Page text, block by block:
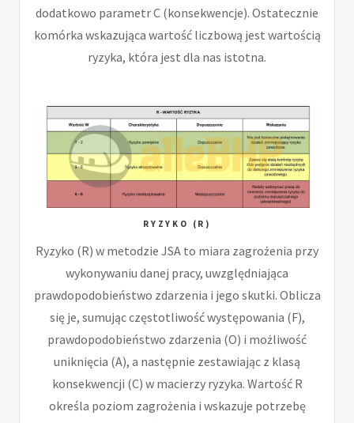
dodatkowo parametr C (konsekwencje). Ostatecznie
komórka wskazująca wartość liczbową jest wartością
ryzyka, która jest dla nas istotna.
RYZYKO (R)
Ryzyko (R) w metodzie JSA to miara zagrożenia przy
wykonywaniu danej pracy, uwzględniająca
prawdopodobieństwo zdarzenia i jego skutki. Oblicza
się je, sumując częstotliwość występowania (F),
prawdopodobieństwo zdarzenia (O) i możliwość
uniknięcia (A), a następnie zestawiając z klasą
konsekwencji (C) w macierzy ryzyka. Wartość R
określa poziom zagrożenia i wskazuje potrzebę